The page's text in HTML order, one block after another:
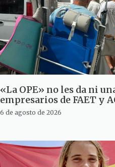
«La OPE» no les da ni
empresarios de FAET y
6 de agosto de 2026